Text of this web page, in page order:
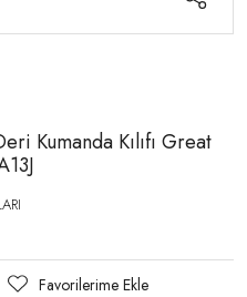
Kumanda Kılıfı Great